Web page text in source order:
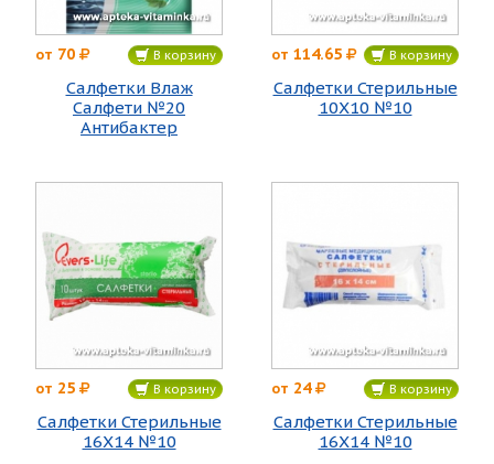
от 70 В корзину
Салфетки Влаж
Салфети №20
Антибактер
от 114.65 В корзину
Салфетки Стерильные
10Х10 №10
от 25 В корзину
Салфетки Стерильные
16Х14 №10
от 24 В корзину
Салфетки Стерильные
16Х14 №10